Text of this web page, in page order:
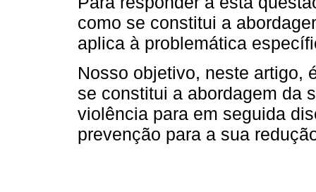
como se constitui a
aplica à problemática
Nosso objetivo, neste artigo,
se constitui a abordagem da
violência para em seguida
prevenção para a sua